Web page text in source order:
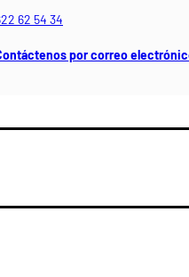
62 54 34
por correo